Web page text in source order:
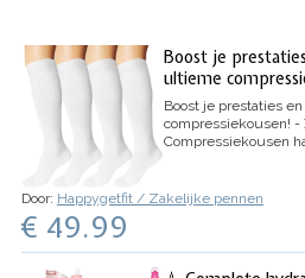
Boost je
ultieme
Boost je prestaties
compressiekousen! -
Compressiekousen
een hoger niveau te
je herstel
compressiekousen,
4-…
Door: Happygetfit / Zakelijke pennen
€ 49.99